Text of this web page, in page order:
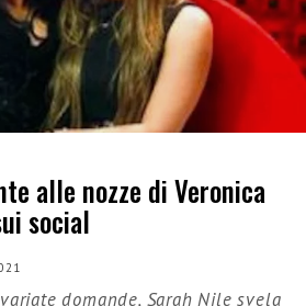
alle nozze di Veronica
social
domande, Sarah Nile svela